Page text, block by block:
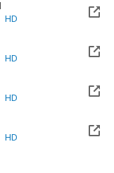
HD
HD
HD
HD